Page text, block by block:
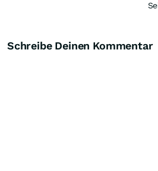
Schreibe Deinen Kommentar